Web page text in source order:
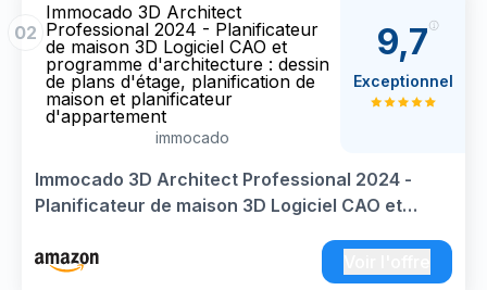
ainsi que la fonction de construction en bois.
Importation DWG/DXF pour les projets et
objets provenant d'autres programmes tels que
AutoCAD, SketchUp et Arcon. Des millions de
textures, d'objets et d'options de conception
pour la planification des bâtiments et les
intérieurs, y compris le papier peint, les
carreaux, les sols, les cloisons, les meubles et
Création de plans d'étage et de visualisations
professionnelles pour les bâtiments et les
02
Immocado 3D Architect
Professional 2024 - Planificateur
de maison 3D Logiciel CAO et
programme d'architecture : dessin
de plans d'étage, planification de
maison et planificateur
d'appartement
immocado
Immocado 3D Architect Professional 2024 -
Planificateur de maison 3D Logiciel CAO et
d'étage, planification de maison et planificateur
9,7
Exceptionnel